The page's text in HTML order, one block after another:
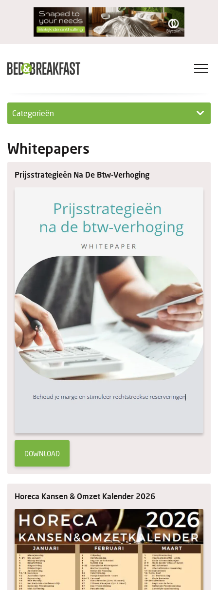
Categorieën
Wet- en regelgeving
Internationaal
Ondernemen
Whitepapers
Prijsstrategieën Na De Btw-Verhoging
DOWNLOAD
Horeca Kansen & Omzet Kalender 2026